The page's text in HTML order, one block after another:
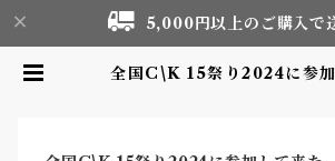
5,000円以上のご購入で
全国C\K 15祭り2024に参